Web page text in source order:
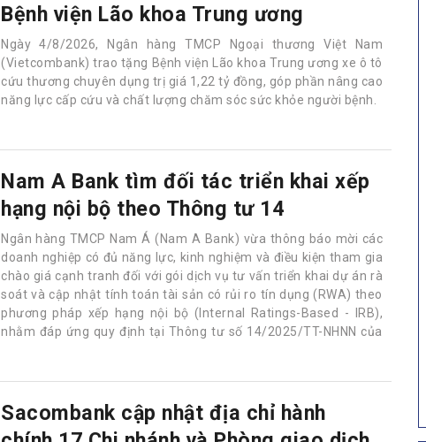
Bệnh viện Lão khoa Trung ương
Ngày 4/8/2026, Ngân hàng TMCP Ngoại thương Việt Nam
(Vietcombank) trao tặng Bệnh viện Lão khoa Trung ương xe ô tô
cứu thương chuyên dụng trị giá 1,22 tỷ đồng, góp phần nâng cao
năng lực cấp cứu và chất lượng chăm sóc sức khỏe người bệnh.
Nam A Bank tìm đối tác triển khai xếp
hạng nội bộ theo Thông tư 14
Ngân hàng TMCP Nam Á (Nam A Bank) vừa thông báo mời các
doanh nghiệp có đủ năng lực, kinh nghiệm và điều kiện tham gia
chào giá cạnh tranh đối với gói dịch vụ tư vấn triển khai dự án rà
soát và cập nhật tính toán tài sản có rủi ro tín dụng (RWA) theo
phương pháp xếp hạng nội bộ (Internal Ratings-Based - IRB),
nhằm đáp ứng quy định tại Thông tư số 14/2025/TT-NHNN của
Sacombank cập nhật địa chỉ hành